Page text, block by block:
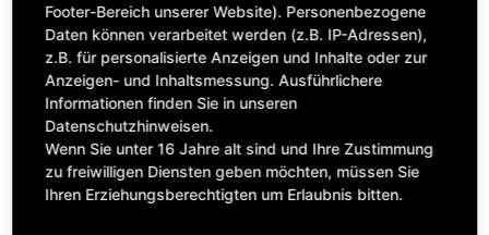
KETTENRÄdeR EINFACH 5/8“ | Zähnezahl A: 21 | BohrungsØ
B: 20 | Länge C: 22 |
Enhaltene Einzelteile
Dieser Artikel beinhaltet die folgenden Einzelteile:
Footer-Bereich unserer Website). Personenbezogene
Daten können verarbeitet werden (z.B. IP-Adressen),
z.B. für personalisierte Anzeigen und Inhalte oder zur
Anzeigen- und Inhaltsmessung. Ausführlichere
Informationen finden Sie in unseren
Datenschutzhinweisen.
Wenn Sie unter 16 Jahre alt sind und Ihre Zustimmung
zu freiwilligen Diensten geben möchten, müssen Sie
Ihren Erziehungsberechtigten um Erlaubnis bitten.